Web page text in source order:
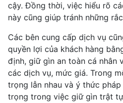
cậy. Đồng thời, việc hiểu rõ
này cũng giúp tránh những
Các bên cung cấp dịch vụ
quyền lợi của khách hàng
định, giữ gìn an toàn cá nhân
các dịch vụ, mức giá. Trong
trọng lẫn nhau và ý thức
trọng trong việc giữ gìn trật